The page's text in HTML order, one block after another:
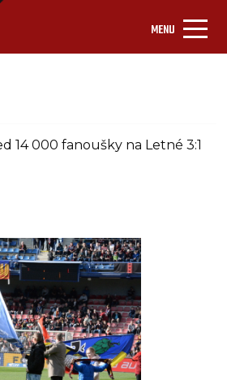
MENU
14 000 fanoušky na Letné 3:1